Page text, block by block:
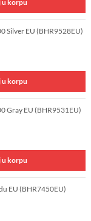
u korpu
Silver EU (BHR9528EU)
u korpu
Gray EU (BHR9531EU)
u korpu
EU (BHR7450EU)